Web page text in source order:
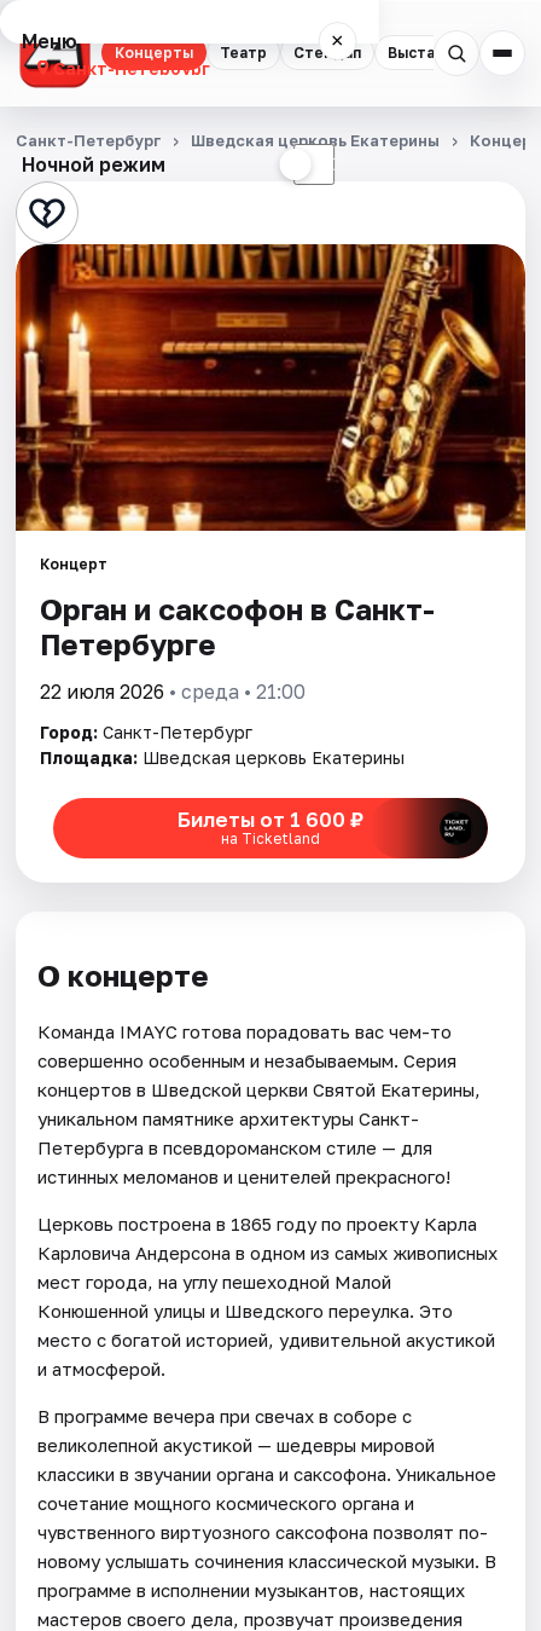
Концерты Театр Стендап Выставки
Меню ×
Санкт-Петербург
Концерты
Театр
Стендап
Выставки
Квесты
Экскурсии
Спорт
События
Города
Площадки
Рейтинги
Ночной режим ☾
Санкт-Петербург Шведская церковь Екатерины
Концерт
Орган и саксофон в Санкт-
Петербурге
22 июля 2026 • среда • 21:00
Город: Санкт-Петербург
Площадка: Шведская церковь Екатерины
Билеты от 1 600 ₽
на Ticketland
О концерте
Команда IMAYC готова порадовать вас чем-то
совершенно особенным и незабываемым. Серия
концертов в Шведской церкви Святой Екатерины,
уникальном памятнике архитектуры Санкт-
Петербурга в псевдороманском стиле — для
истинных меломанов и ценителей прекрасного!
Церковь построена в 1865 году по проекту Карла
Карловича Андерсона в одном из самых живописных
мест города, на углу пешеходной Малой
Конюшенной улицы и Шведского переулка. Это
место с богатой историей, удивительной акустикой
и атмосферой.
В программе вечера при свечах в соборе с
великолепной акустикой — шедевры мировой
классики в звучании органа и саксофона. Уникальное
сочетание мощного космического органа и
чувственного виртуозного саксофона позволят по-
новому услышать сочинения классической музыки. В
программе в исполнении музыкантов, настоящих
мастеров своего дела, прозвучат произведения